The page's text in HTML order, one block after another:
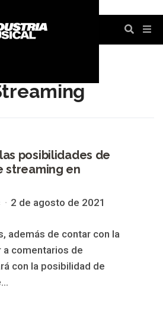
posibilidades de
streaming en
2 de agosto de 2021
además de contar con la
comentarios de
con la posibilidad de